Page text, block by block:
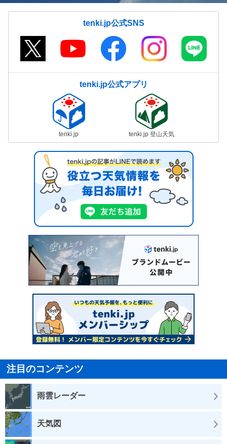
tenki.jp公式SNS
tenki.jp公式アプリ
tenki.jp tenki.jp 登山天気
注目のコンテンツ
雨雲レーダー
天気図